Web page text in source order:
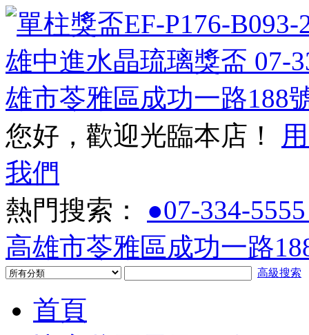
您好，歡迎光臨本店！
我們
熱門搜索： ●07-334-
高雄市苓雅區成功一路
高級搜索
首頁